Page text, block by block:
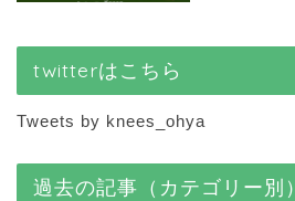
twitterはこちら
Tweets by knees_ohya
過去の記事（カテゴリー別）